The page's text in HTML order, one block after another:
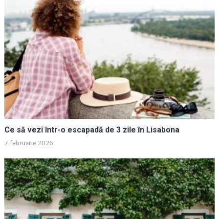
Ce să vezi într-o escapadă de 3 zile în Lisabona
7 februarie 2026